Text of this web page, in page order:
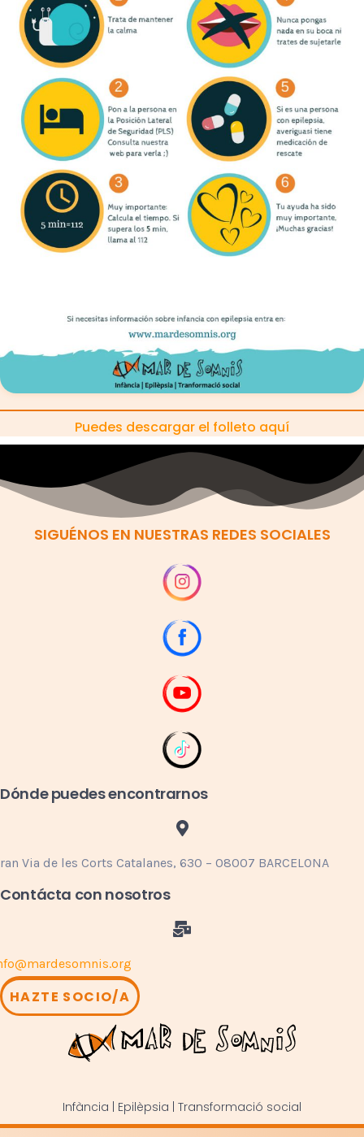
Puedes descargar el folleto aquí
SIGUÉNOS EN NUESTRAS REDES SOCIALES
Dónde puedes encontrarnos
Via de les Corts Catalanes, 630 – 08007 BARCELONA
Contácta con nosotros
HAZTE SOCIO/A
Infància | Epilèpsia | Transformació social